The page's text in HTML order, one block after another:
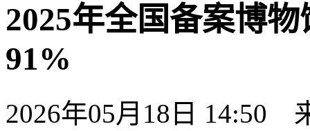
2025年全国备案博
91%
2026年05月18日 14:50